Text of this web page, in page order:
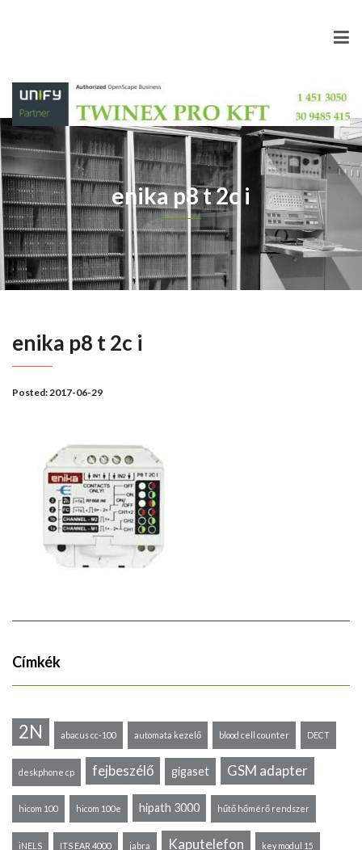
enika p8 t 2c i
enika p8 t 2c i
Posted:2017-06-29
Címkék
2N abacus cc-100 automata kezelő blood cell counter DECT
deskphone cp fejbeszélő gigaset GSM adapter
hicom 100 hicom 100e hipath 3000 hűtő hőmérő rendszer
iNELS ITS EAR 4000 jabra Kaputelefon key modul 15